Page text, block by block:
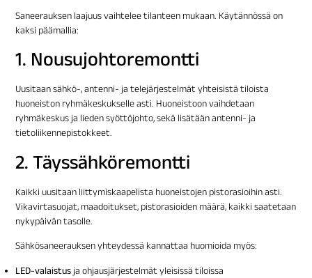
Saneerauksen laajuus vaihtelee tilanteen mukaan. Käytännössä on
kaksi päämallia:
1. Nousujohtoremontti
Uusitaan sähkö-, antenni- ja telejärjestelmät yhteisistä tiloista
huoneiston ryhmäkeskukselle asti. Huoneistoon vaihdetaan
ryhmäkeskus ja lieden syöttöjohto, sekä lisätään antenni- ja
tietoliikennepistokkeet.
2. Täyssähköremontti
Kaikki uusitaan liittymiskaapelista huoneistojen pistorasioihin asti.
Vikavirtasuojat, maadoitukset, pistorasioiden määrä, kaikki saatetaan
nykypäivän tasolle.
Sähkösaneerauksen yhteydessä kannattaa huomioida myös:
LED-valaistus ja ohjausjärjestelmät yleisissä tiloissa